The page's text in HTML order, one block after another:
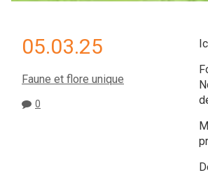
05.03.25
Faune et flore unique
0